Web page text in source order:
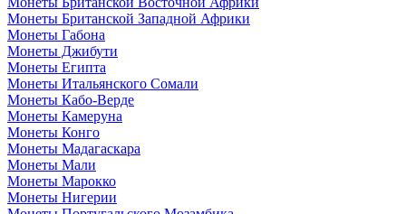
Монеты Британской Западной Африки
Монеты Габона
Монеты Джибути
Монеты Египта
Монеты Итальянского Сомали
Монеты Кабо-Верде
Монеты Камеруна
Монеты Конго
Монеты Мадагаскара
Монеты Мали
Монеты Марокко
Монеты Нигерии